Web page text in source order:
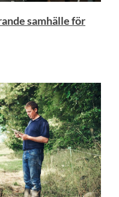
samhälle för